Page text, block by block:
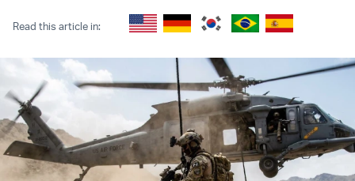
Read this article in: